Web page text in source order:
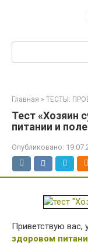
Главная » ТЕСТЫ:
Тест «Хозяин
питании и
Опубликовано:
Приветствую вас,
здоровом